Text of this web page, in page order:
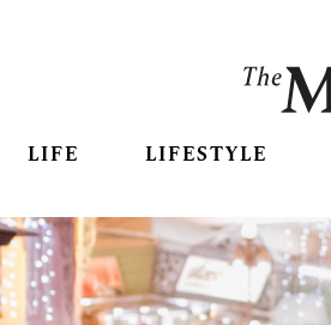
LIFE LIFESTYLE